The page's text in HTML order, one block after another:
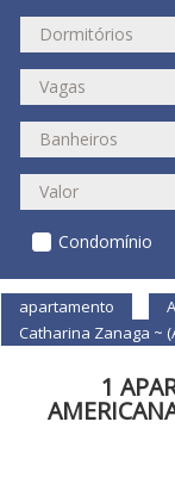
Condomínio
apartamento
Catharina Zanaga ~
1